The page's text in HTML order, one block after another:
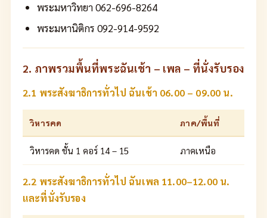
พระมหาวิทยา 062-696-8264
พระมหานิติกร 092-914-9592
2. ภาพรวมพื้นที่พระฉันเช้า – เพล – ที่นั่งรับรอง
2.1 พระสังฆาธิการทั่วไป ฉันเช้า 06.00 – 09.00 น.
วิหารคด ภาค/พื้นที่
วิหารคด ชั้น 1 คอร์ 14 – 15 ภาคเหนือ
2.2 พระสังฆาธิการทั่วไป ฉันเพล 11.00–12.00 น.
และที่นั่งรับรอง